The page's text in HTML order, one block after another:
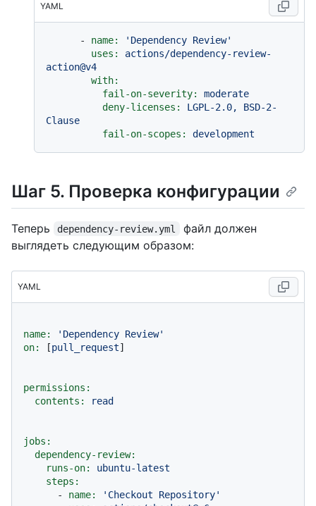
YAML
- name:
'Dependency Review'
uses:
actions/dependency-review-
action@v4
with:
fail-on-severity:
moderate
deny-licenses:
LGPL-2.0,
BSD-2-
Clause
fail-on-scopes:
development
Шаг 5. Проверка конфигурации
Теперь dependency-review.yml
файл должен
выглядеть следующим образом:
YAML
name:
'Dependency Review'
on:
[pull_request]
permissions:
contents:
read
jobs:
dependency-review:
runs-on:
ubuntu-latest
steps:
-
name:
'Checkout Repository'